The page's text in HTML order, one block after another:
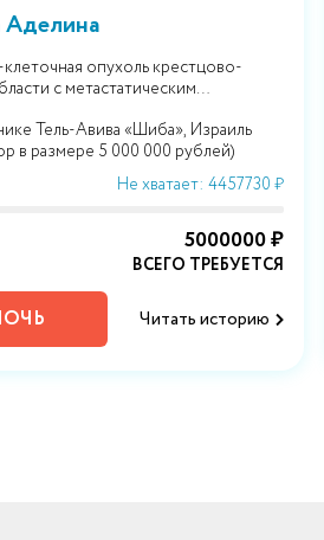
опухоль крестцово-
с метастатическим
Тель-Авива «Шиба», Израиль
в размере 5 000 000 рублей)
Не хватает: 4457730 ₽
5000000 ₽
ВСЕГО ТРЕБУЕТСЯ
Читать историю